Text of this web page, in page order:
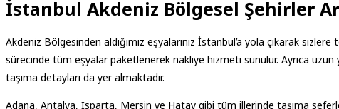
İstanbul Akdeniz Bölgesel Şehirler
Akdeniz Bölgesinden aldığımız eşyalarınız İstanbul’a yola çıkarak
sürecinde tüm eşyalar paketlenerek nakliye hizmeti sunulur. Ayrıca uzun
taşıma detayları da yer almaktadır.
Adana, Antalya, Isparta, Mersin ve Hatay gibi tüm illerinde taşıma